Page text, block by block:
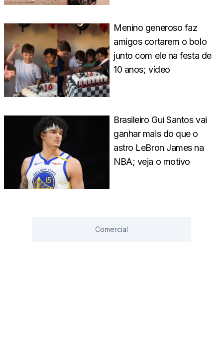
Menino generoso faz
amigos cortarem o bolo
junto com ele na festa de
10 anos; vídeo
Brasileiro Gui Santos vai
ganhar mais do que o
astro LeBron James na
NBA; veja o motivo
Comercial